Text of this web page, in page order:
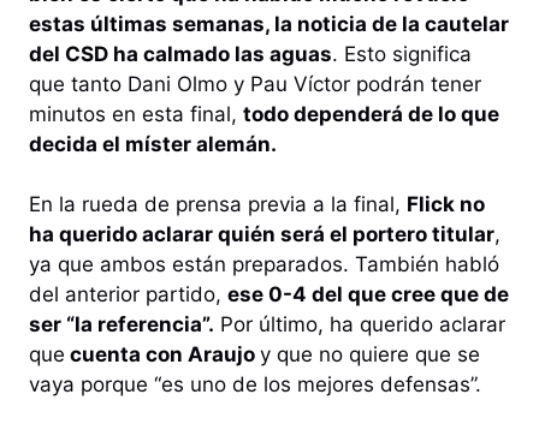
estas últimas semanas, la noticia de la cautelar
del CSD ha calmado las aguas. Esto significa
que tanto Dani Olmo y Pau Víctor podrán tener
minutos en esta final, todo dependerá de lo que
decida el míster alemán.
En la rueda de prensa previa a la final, Flick no
ha querido aclarar quién será el portero titular,
ya que ambos están preparados. También habló
del anterior partido, ese 0-4 del que cree que de
ser “la referencia”. Por último, ha querido aclarar
que cuenta con Araujo y que no quiere que se
vaya porque “es uno de los mejores defensas”.